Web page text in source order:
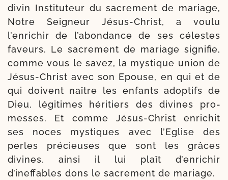
divin Instituteur du sacre­ment de mariage,
Notre Seigneur Jésus-​Christ, a vou­lu
l’enrichir de l’abondance de ses célestes
faveurs. Le sacre­ment de mariage signi­fie,
comme vous le savez, la mys­tique union de
Jésus-​Christ avec son Epouse, en qui et de
qui doivent naître les enfants adop­tifs de
Dieu, légi­times héri­tiers des divines pro­
messes. Et comme Jésus-​Christ enri­chit
ses noces mys­tiques avec l’Eglise des
perles pré­cieuses que sont les grâces
divines, ain­si il lui plaît d’enrichir
d’ineffables dons le sacre­ment de mariage.